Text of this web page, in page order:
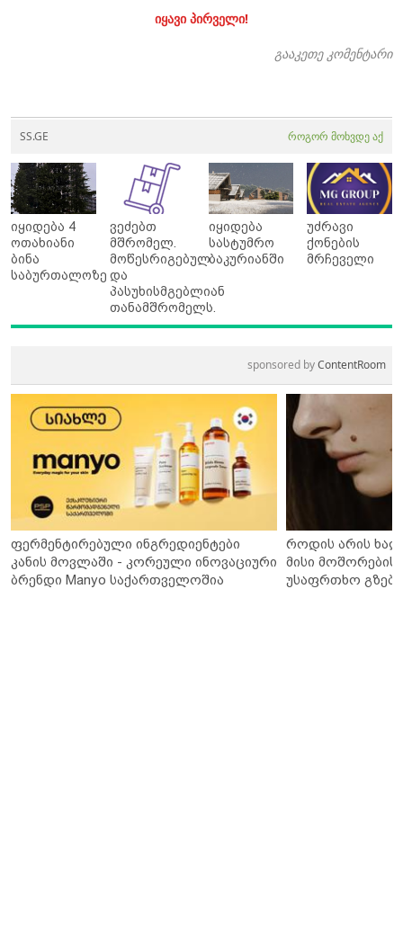
იყავი პირველი!
გააკეთე კომენტარი
SS.GE როგორ მოხვდე აქ
იყიდება 4
ოთახიანი
ბინა
საბურთალოზე
ვეძებთ
მშრომელ.
მოწესრიგებულ
და
პასუხისმგებლიან
თანამშრომელს.
იყიდება
სასტუმრო
ბაკურიანში
უძრავი
ქონების
მრჩეველი
sponsored byContentRoom
ფერმენტირებული ინგრედიენტები
კანის მოვლაში - კორეული ინოვაციური
ბრენდი Manyo საქართველოშია
როდის არის
მისი მოშორების
უსაფრთხო გზები